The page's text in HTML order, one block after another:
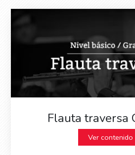
Flauta traversa
Ver contenido